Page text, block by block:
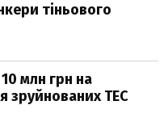
тіньового
млн грн на
зруйнованих ТЕС